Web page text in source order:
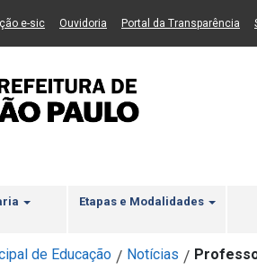
Ir para menu principal 2 Ir para busca
e-sic(Link para um novo sítio)
Ouvidoria (Link para um novo sítio)
Portal da Transparência
Etapas e Modalidades
de Educação / Notícias /